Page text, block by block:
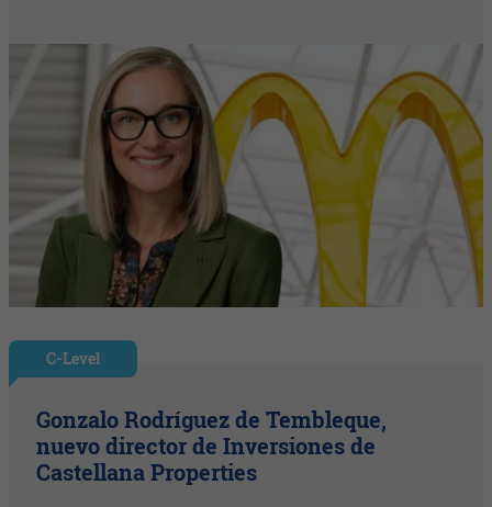
C-Level
Gonzalo Rodríguez de Tembleque,
nuevo director de Inversiones de
Castellana Properties